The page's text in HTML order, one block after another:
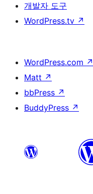
개발자 도구
WordPress.tv ↗
WordPress.com ↗
Matt ↗
bbPress ↗
BuddyPress ↗